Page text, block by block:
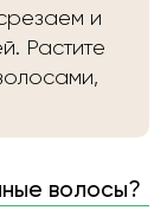
и
Растите
волосы?